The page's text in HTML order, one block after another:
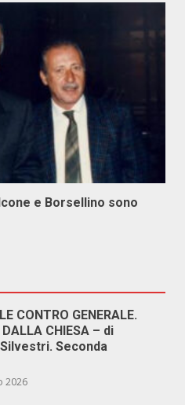
e Borsellino sono
CONTRO GENERALE.
DALLA CHIESA – di
Seconda
2026